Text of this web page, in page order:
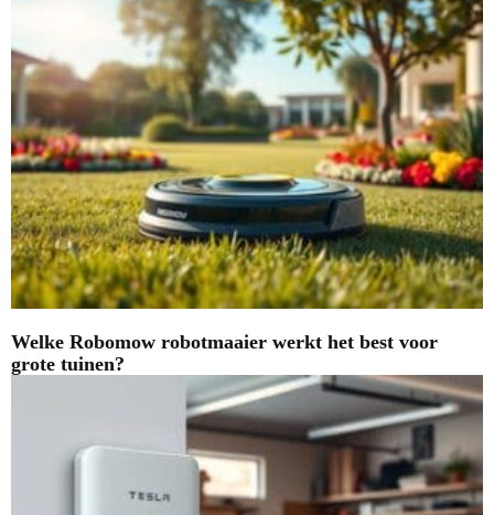
Welke Robomow robotmaaier werkt het best voor
grote tuinen?